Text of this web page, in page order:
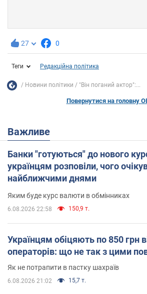
27 0
Теги Редакційна політика
Новини політики "Він поганий актор":...
Повернутися на головну
Важливе
Банки "готуються" до нового
українцям розповіли, чого
найближчими днями
Яким буде курс валюти в обмінниках
6.08.2026 22:58 150,9 т.
Українцям обіцяють по 850 грн
операторів: що не так з цими
Як не потрапити в пастку шахраїв
6.08.2026 21:02 15,7 т.